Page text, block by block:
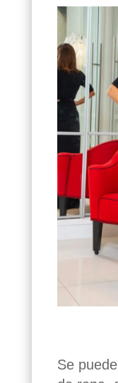
Se